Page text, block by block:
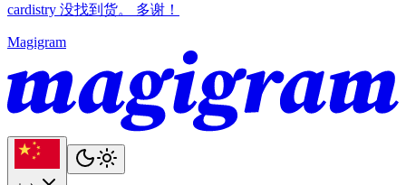
cardistry 没找到货。 多谢！
Magigram